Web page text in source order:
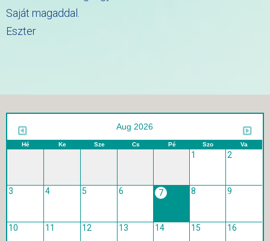
Saját magaddal.
Eszter
Aug 2026
Hé Ke Sze Cs Pé Szo Va
1 2
3 4 5 6 7 8 9
10 11 12 13 14 15 16